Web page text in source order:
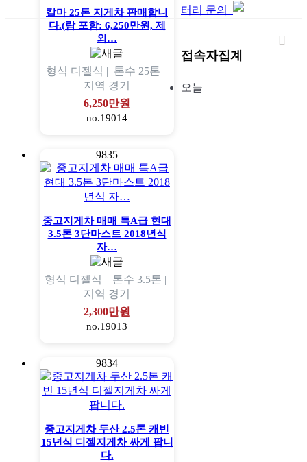
칼마 25톤 지게차 판매합니
다.(람 포함: 6,250만원, 제
외…
형식 디젤식 | 톤수 25톤 |
지역 경기
6,250만원
no.19014
9835
중고지게차 매매 특A급 현대
3.5톤 3단마스트 2018년식
자…
형식 디젤식 | 톤수 3.5톤 |
지역 경기
2,300만원
no.19013
9834
중고지게차 두산 2.5톤 캐빈
15년식 디젤지게차 싸게 팝니
다.
터리 문의
접속자집계
오늘